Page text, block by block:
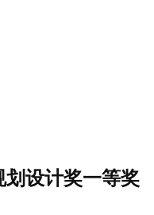
设计奖一等奖